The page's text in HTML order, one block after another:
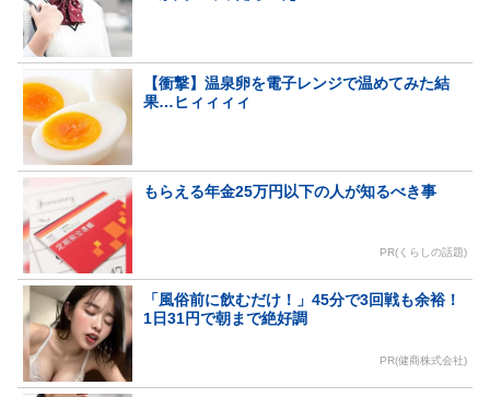
【衝撃】温泉卵を電子レンジで温めてみた結
果…ヒィィィィ
もらえる年金25万円以下の人が知るべき事
PR(くらしの話題)
「風俗前に飲むだけ！」45分で3回戦も余裕！
1日31円で朝まで絶好調
PR(健商株式会社)